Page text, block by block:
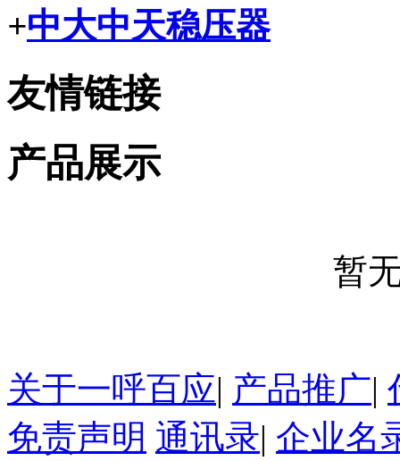
+中大中天稳压器
友情链接
产品展示
暂
关于一呼百应| 产品推广|
免责声明 通讯录| 企业名